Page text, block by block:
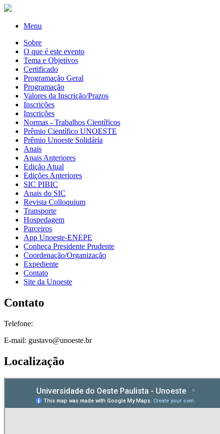
Menu
Sobre
O que é este evento
Tema e Objetivos
Certificado
Programação Geral
Programação
Valores da Inscrição/Prazos
Inscrições
Inscrições
Normas - Trabalhos Científicos
Prêmio Científico UNOESTE
Prêmio Unoeste Solidária
Anais
Anais Anteriores
Edição Atual
Edições Anteriores
SIC PIBIC
Anais do SIC
Revista Colloquium
Transporte
Hospedagem
Parceiros
App Unoeste-ENEPE
Conheça Presidente Prudente
Coordenação/Organização
Expediente
Contato
Site da Unoeste
Contato
Telefone:
E-mail: gustavo@unoeste.br
Localização